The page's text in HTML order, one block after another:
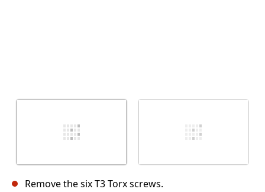
Remove the six T3 Torx screws.